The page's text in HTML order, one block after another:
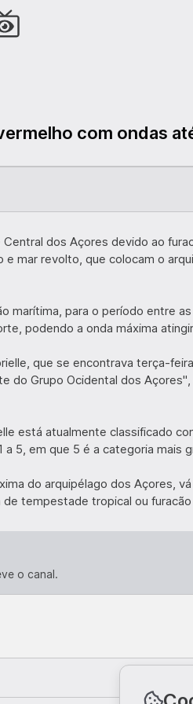
com ondas
dos Açores devido ao
mar revolto, que colocam o
marítima, para o período entre
podendo a onda máxima
que se encontrava terça-
do Grupo Ocidental dos
está atualmente classificado
5, em que 5 é a categoria mais
do arquipélago dos Açores,
tempestade tropical ou
o canal.